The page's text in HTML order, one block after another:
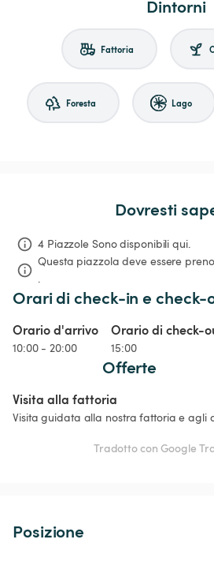
Dintorni
Fattoria
Foresta Lago
Dovresti
4 Piazzole Sono disponibili qui.
Questa piazzola deve essere
.
Orari di check-in e check-
Orario d'arrivo
10:00 - 20:00
Orario di check-
15:00
Offerte
Visita alla fattoria
Visita guidata alla nostra fattoria e agli
Tradotto con Google
Posizione